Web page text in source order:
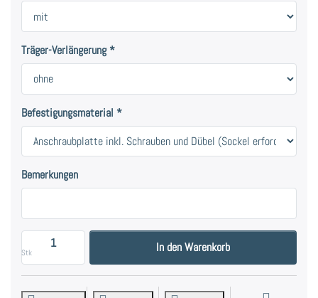
Träger-Verlängerung
Befestigungsmaterial
Bemerkungen
Stk
Träger Primo 16mm für Rundrohr-Stilgarnituren,
In den Warenkorb